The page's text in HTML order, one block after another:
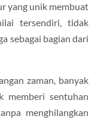
yang unik membuat
tersendiri, tidak
sebagai bagian dari
zaman, banyak
memberi sentuhan
menghilangkan